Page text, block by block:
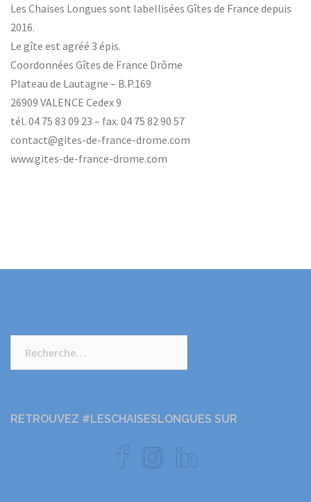
Les Chaises Longues sont labellisées Gîtes de France depuis
2016.
Le gîte est agréé 3 épis.
Coordonnées Gîtes de France Drôme
Plateau de Lautagne – B.P.169
26909 VALENCE Cedex 9
tél. 04 75 83 09 23 – fax. 04 75 82 90 57
contact@gites-de-france-drome.com
www.gites-de-france-drome.com
RETROUVEZ #LESCHAISESLONGUES SUR
FacebookInstagram